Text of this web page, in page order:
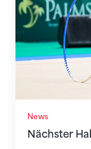
News
Nächster